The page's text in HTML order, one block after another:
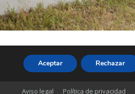
Aviso legal Política de privacidad
Aceptar Rechazar